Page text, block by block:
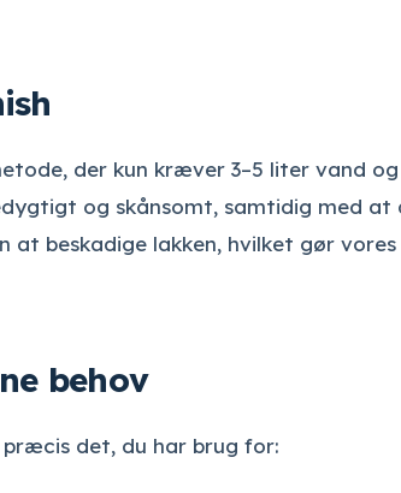
der kun kræver 3–5 liter vand
og skånsomt, samtidig med at
at beskadige lakken, hvilket gør vores
behov
det, du har brug for: